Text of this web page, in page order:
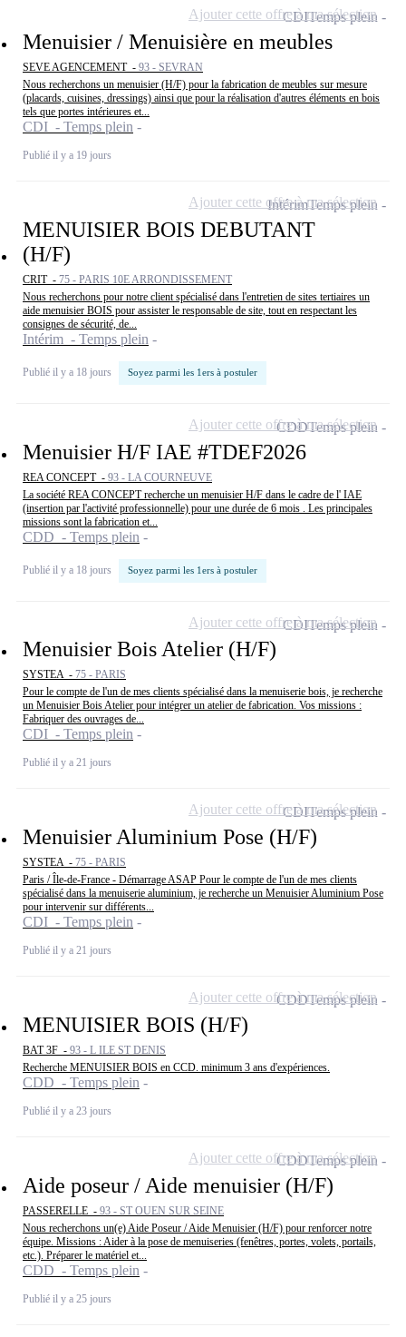
Menuisier / Menuisière en meubles
SEVE AGENCEMENT - 93 - SEVRAN
Nous recherchons un menuisier (H/F) pour la fabrication de meubles sur mesure
(placards, cuisines, dressings) ainsi que pour la réalisation d'autres éléments en bois
tels que portes intérieures et...
CDI - Temps plein
Publié il y a 19 jours
CDITemps plein
Ajouter cette offre à ma sélection
MENUISIER BOIS DEBUTANT
(H/F)
CRIT - 75 - PARIS 10E ARRONDISSEMENT
Nous recherchons pour notre client spécialisé dans l'entretien de sites tertiaires un
aide menuisier BOIS pour assister le responsable de site, tout en respectant les
consignes de sécurité, de...
Intérim - Temps plein
Publié il y a 18 jours Soyez parmi les 1ers à postuler
IntérimTemps plein
Ajouter cette offre à ma sélection
Menuisier H/F IAE #TDEF2026
REA CONCEPT - 93 - LA COURNEUVE
La société REA CONCEPT recherche un menuisier H/F dans le cadre de l' IAE
(insertion par l'activité professionnelle) pour une durée de 6 mois . Les principales
missions sont la fabrication et...
CDD - Temps plein
Publié il y a 18 jours Soyez parmi les 1ers à postuler
CDDTemps plein
Ajouter cette offre à ma sélection
Menuisier Bois Atelier (H/F)
SYSTEA - 75 - PARIS
Pour le compte de l'un de mes clients spécialisé dans la menuiserie bois, je recherche
un Menuisier Bois Atelier pour intégrer un atelier de fabrication. Vos missions :
Fabriquer des ouvrages de...
CDI - Temps plein
Publié il y a 21 jours
CDITemps plein
Ajouter cette offre à ma sélection
Menuisier Aluminium Pose (H/F)
SYSTEA - 75 - PARIS
Paris / Île-de-France - Démarrage ASAP Pour le compte de l'un de mes clients
spécialisé dans la menuiserie aluminium, je recherche un Menuisier Aluminium Pose
pour intervenir sur différents...
CDI - Temps plein
Publié il y a 21 jours
CDITemps plein
Ajouter cette offre à ma sélection
MENUISIER BOIS (H/F)
BAT 3F - 93 - L ILE ST DENIS
Recherche MENUISIER BOIS en CCD. minimum 3 ans d'expériences.
CDD - Temps plein
Publié il y a 23 jours
CDDTemps plein
Ajouter cette offre à ma sélection
Aide poseur / Aide menuisier (H/F)
PASSERELLE - 93 - ST OUEN SUR SEINE
Nous recherchons un(e) Aide Poseur / Aide Menuisier (H/F) pour renforcer notre
équipe. Missions : Aider à la pose de menuiseries (fenêtres, portes, volets, portails,
etc.). Préparer le matériel et...
CDD - Temps plein
Publié il y a 25 jours
CDDTemps plein
Ajouter cette offre à ma sélection